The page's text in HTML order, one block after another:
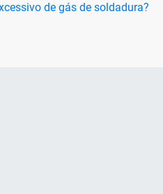
de gás de soldadura?